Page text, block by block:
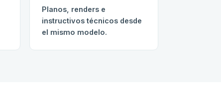
Planos, renders e
instructivos técnicos desde
el mismo modelo.